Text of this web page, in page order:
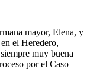
mayor, Elena, y
el Heredero,
muy buena
por el Caso